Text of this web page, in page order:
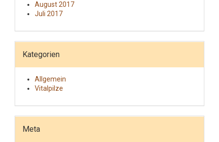
August 2017
Juli 2017
Kategorien
Allgemein
Vitalpilze
Meta